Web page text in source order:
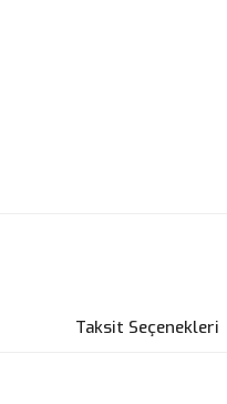
Taksit Seçenekleri